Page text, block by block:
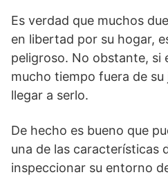
Es verdad que muchos
en libertad por su hogar,
peligroso. No obstante, si
mucho tiempo fuera de su
llegar a serlo.
De hecho es bueno que
una de las características
inspeccionar su entorno